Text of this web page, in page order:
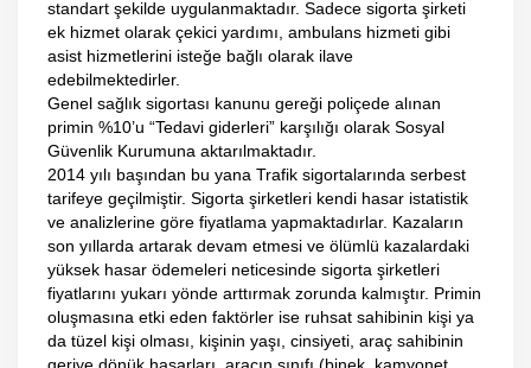
standart şekilde uygulanmaktadır. Sadece sigorta şirketi
ek hizmet olarak çekici yardımı, ambulans hizmeti gibi
asist hizmetlerini isteğe bağlı olarak ilave
edebilmektedirler.
Genel sağlık sigortası kanunu gereği poliçede alınan
primin %10’u “Tedavi giderleri” karşılığı olarak Sosyal
Güvenlik Kurumuna aktarılmaktadır.
2014 yılı başından bu yana Trafik sigortalarında serbest
tarifeye geçilmiştir. Sigorta şirketleri kendi hasar istatistik
ve analizlerine göre fiyatlama yapmaktadırlar. Kazaların
son yıllarda artarak devam etmesi ve ölümlü kazalardaki
yüksek hasar ödemeleri neticesinde sigorta şirketleri
fiyatlarını yukarı yönde arttırmak zorunda kalmıştır. Primin
oluşmasına etki eden faktörler ise ruhsat sahibinin kişi ya
da tüzel kişi olması, kişinin yaşı, cinsiyeti, araç sahibinin